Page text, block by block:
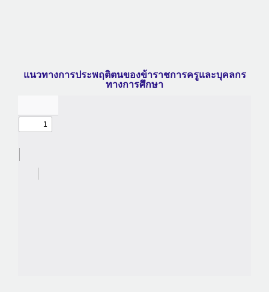
แนวทางการประพฤติตนของข้าราชการครูและบุคลกร
ทางการศึกษา